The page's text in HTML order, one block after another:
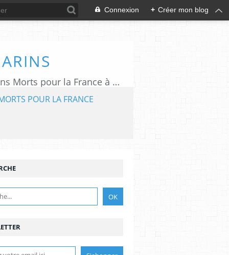
Connexion + Créer mon blog
L'association "Aux Marins" assure le rayonnement du Mémorial National des Marins Morts pour la France à Plougonvelin (29).
POUR LA FRANCE